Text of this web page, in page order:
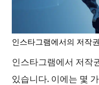
인스타그램에서의 저작
인스타그램에서 저작
있습니다. 이에는 몇